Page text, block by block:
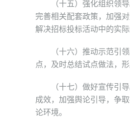
（十五）强化组织领导
完善相关配套政策，加强
解决招标投标活动中的实际
（十六）推动示范引领
点，及时总结试点做法，
（十七）做好宣传引导
成效，加强舆论引导，争
论环境。